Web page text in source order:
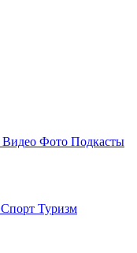
Видео Фото Подкасты
Спорт Туризм